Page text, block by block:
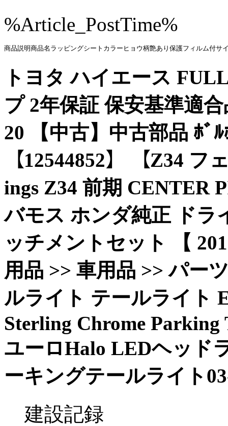
%Article_PostTime%
商品説明商品名ラッピングシートカラーヒョウ柄艶あり保護フィルム付
トヨタ ハイエース
プ 2年保証 保安基準適
20 【中古】中古部品 ﾎﾞ
【12544852】 【Z34
ings Z34 前期 CENTER
バモス ホンダ純正 ドラ
ッチメントセット 【
用品 >> 車用品 >> パー
ルライト テールライト
Sterling Chrome Parking
ユーロHalo LEDヘッド
ーキングテールライト
建設記録